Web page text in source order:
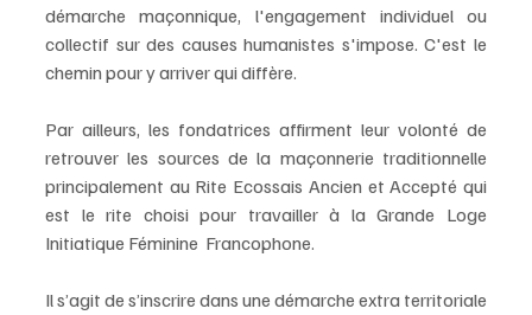
démarche maçonnique, l'engagement individuel ou
collectif sur des causes humanistes s'impose. C'est le
chemin pour y arriver qui diffère.
Par ailleurs, les fondatrices affirment leur volonté de
retrouver les sources de la maçonnerie traditionnelle
principalement au Rite Ecossais Ancien et Accepté qui
est le rite choisi pour travailler à la Grande Loge
Initiatique Féminine  Francophone.
Il s’agit de s’inscrire dans une démarche extra territoriale